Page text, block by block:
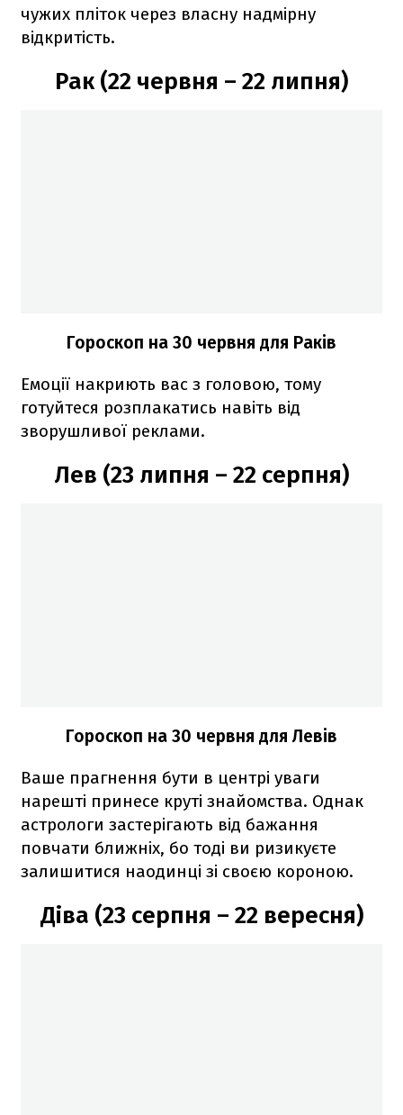
чужих пліток через власну надмірну
відкритість.
Рак (22 червня – 22 липня)
Гороскоп на 30 червня для Раків
Емоції накриють вас з головою, тому
готуйтеся розплакатись навіть від
зворушливої реклами.
Лев (23 липня – 22 серпня)
Гороскоп на 30 червня для Левів
Ваше прагнення бути в центрі уваги
нарешті принесе круті знайомства. Однак
астрологи застерігають від бажання
повчати ближніх, бо тоді ви ризикуєте
залишитися наодинці зі своєю короною.
Діва (23 серпня – 22 вересня)